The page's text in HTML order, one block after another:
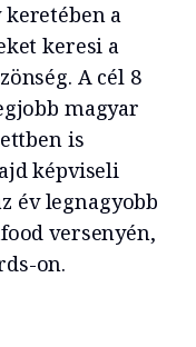
keretében a
keresi a
A cél 8
magyar
is
képviseli
év legnagyobb
versenyén,
on.